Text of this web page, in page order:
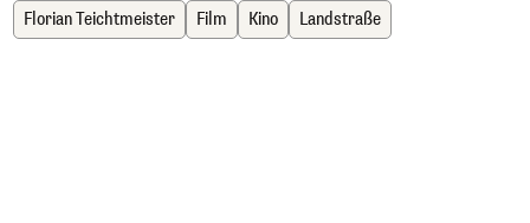
Florian Teichtmeister Film Kino Landstraße